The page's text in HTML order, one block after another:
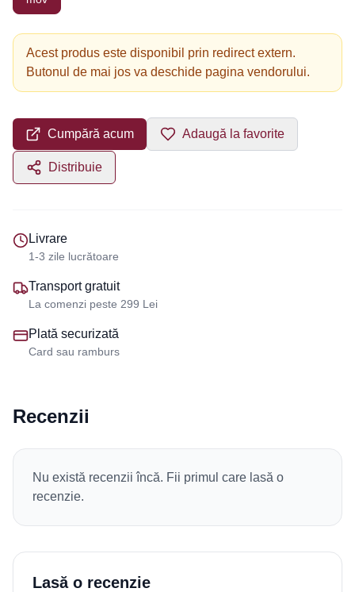
Acest produs este disponibil prin redirect extern.
Butonul de mai jos va deschide pagina vendorului.
Cumpără acum Adaugă la favorite
Distribuie
Livrare
1-3 zile lucrătoare
Transport gratuit
La comenzi peste 299 Lei
Plată securizată
Card sau ramburs
Recenzii
Nu există recenzii încă. Fii primul care lasă o
recenzie.
Lasă o recenzie